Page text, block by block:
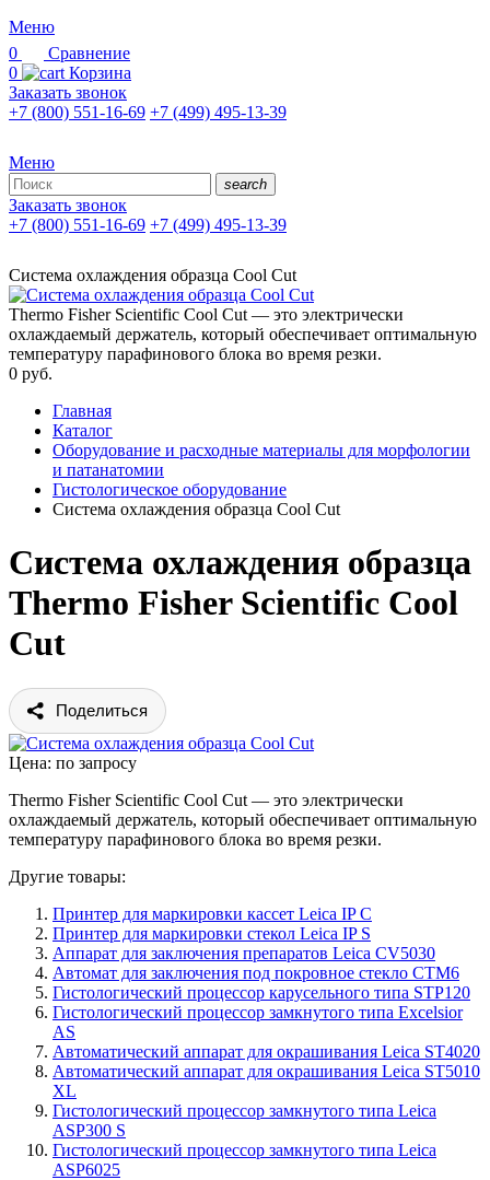
Меню
0
Сравнение
0
Корзина
Заказать звонок
+7 (800) 551-16-69 +7 (499) 495-13-39
Меню
search
Заказать звонок
+7 (800) 551-16-69 +7 (499) 495-13-39
Система охлаждения образца Cool Cut
Thermo Fisher Scientific Cool Cut — это электрически
охлаждаемый держатель, который обеспечивает оптимальную
температуру парафинового блока во время резки.
0 руб.
Главная
Каталог
Оборудование и расходные материалы для морфологии
и патанатомии
Гистологическое оборудование
Система охлаждения образца Cool Cut
Система охлаждения образца
Thermo Fisher Scientific Cool
Cut
Поделиться
Цена: по запросу
Thermo Fisher Scientific Cool Cut — это электрически
охлаждаемый держатель, который обеспечивает оптимальную
температуру парафинового блока во время резки.
Другие товары:
Принтер для маркировки кассет Leica IP C
Принтер для маркировки стекол Leica IP S
Аппарат для заключения препаратов Leica CV5030
Автомат для заключения под покровное стекло CTM6
Гистологический процессор карусельного типа STP120
Гистологический процессор замкнутого типа Excelsior
AS
Автоматический аппарат для окрашивания Leica ST4020
Автоматический аппарат для окрашивания Leica ST5010
XL
Гистологический процессор замкнутого типа Leica
ASP300 S
Гистологический процессор замкнутого типа Leica
ASP6025